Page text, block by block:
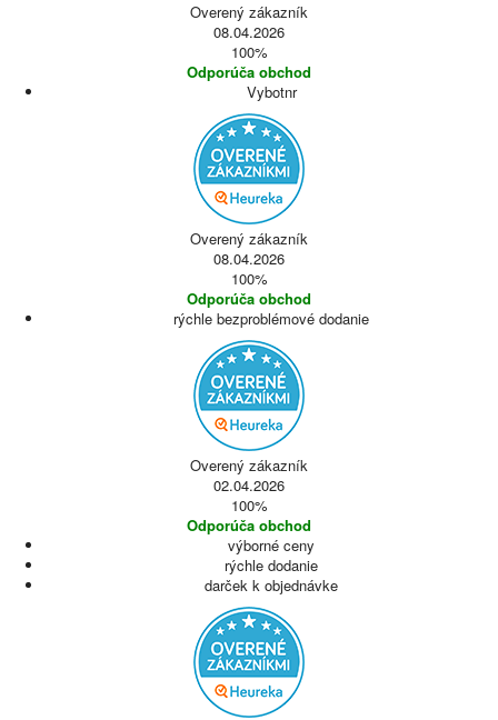
Overený zákazník
08.04.2026
100%
Odporúča obchod
Vybotnr
Overený zákazník
08.04.2026
100%
Odporúča obchod
rýchle bezproblémové dodanie
Overený zákazník
02.04.2026
100%
Odporúča obchod
výborné ceny
rýchle dodanie
darček k objednávke